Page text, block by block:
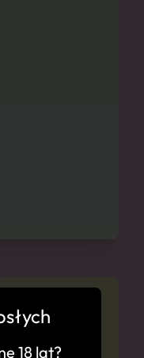
18 lat?